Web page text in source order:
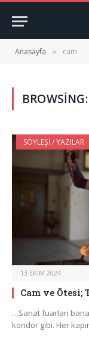
Anasayfa » cam
BROWSING:
SÖYLEŞI / YAZILAR
13 EKIM 2024
Cam ve Ötesi;
…Sanat fuarları
koridor gibi. Her